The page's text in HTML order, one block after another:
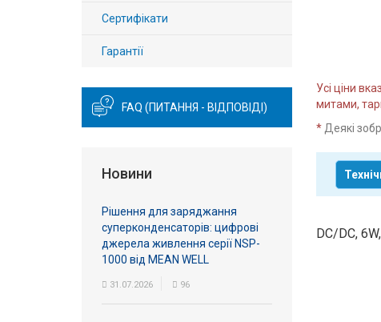
Доставка
Підтримка
Усі ціни
митами,
* Деякі
DC/DC,
Сертифікати
Гарантії
FAQ (ПИТАННЯ - ВІДПОВІДІ)
Новини
Рішення для заряджання
суперконденсаторів: цифрові
джерела живлення серії NSP-
1000 від MEAN WELL
31.07.2026 96